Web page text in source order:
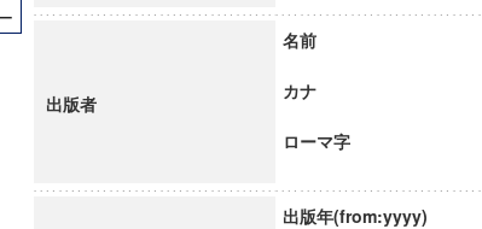
統合研究センター
出版者
名前
カナ
ローマ字
出版年(from:yyyy)